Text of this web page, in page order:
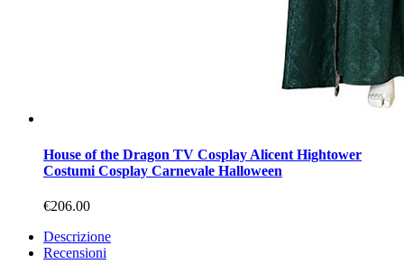
House of the Dragon TV Cosplay Alicent Hightower
Costumi Cosplay Carnevale Halloween
€206.00
Descrizione
Recensioni